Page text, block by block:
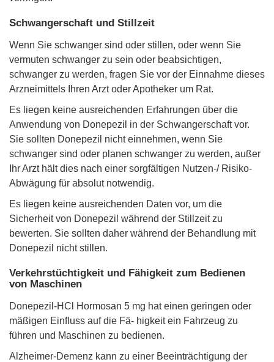
Schwangerschaft und Stillzeit
Wenn Sie schwanger sind oder stillen, oder wenn Sie
vermuten schwanger zu sein oder beabsichtigen,
schwanger zu werden, fragen Sie vor der Einnahme dieses
Arzneimittels Ihren Arzt oder Apotheker um Rat.
Es liegen keine ausreichenden Erfahrungen über die
Anwendung von Donepezil in der Schwangerschaft vor.
Sie sollten Donepezil nicht einnehmen, wenn Sie
schwanger sind oder planen schwanger zu werden, außer
Ihr Arzt hält dies nach einer sorgfältigen Nutzen-/ Risiko-
Abwägung für absolut notwendig.
Es liegen keine ausreichenden Daten vor, um die
Sicherheit von Donepezil während der Stillzeit zu
bewerten. Sie sollten daher während der Behandlung mit
Donepezil nicht stillen.
Verkehrstüchtigkeit und Fähigkeit zum Bedienen
von Maschinen
Donepezil-HCl Hormosan 5 mg hat einen geringen oder
mäßigen Einfluss auf die Fä- higkeit ein Fahrzeug zu
führen und Maschinen zu bedienen.
Alzheimer-Demenz kann zu einer Beeinträchtigung der